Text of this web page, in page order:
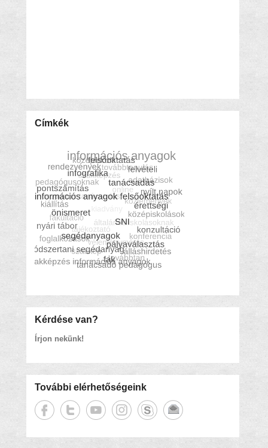
Címkék
Kérdése van?
Írjon nekünk!
További elérhetőségeink